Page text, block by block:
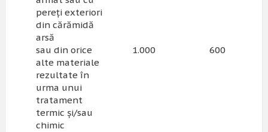
pereți exteriori
din cărămidă
arsă
sau din orice
alte materiale
rezultate în
urma unui
tratament
termic și/sau
chimic
1.000 600